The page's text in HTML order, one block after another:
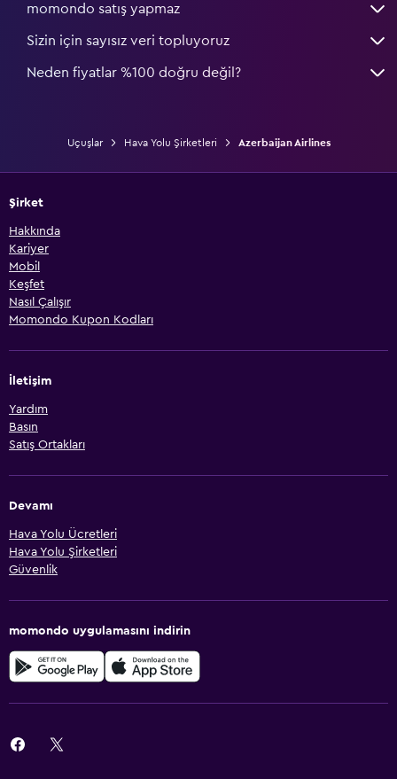
momondo satış yapmaz
Sizin için sayısız veri topluyoruz
Neden fiyatlar %100 doğru değil?
Uçuşlar Hava Yolu Şirketleri Azerbaijan Airlines
Şirket
Hakkında
Kariyer
Mobil
Keşfet
Nasıl Çalışır
Momondo Kupon Kodları
İletişim
Yardım
Basın
Satış Ortakları
Devamı
Hava Yolu Ücretleri
Hava Yolu Şirketleri
Güvenlik
momondo uygulamasını indirin